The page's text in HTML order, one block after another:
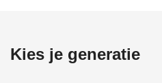
Kies je generatie